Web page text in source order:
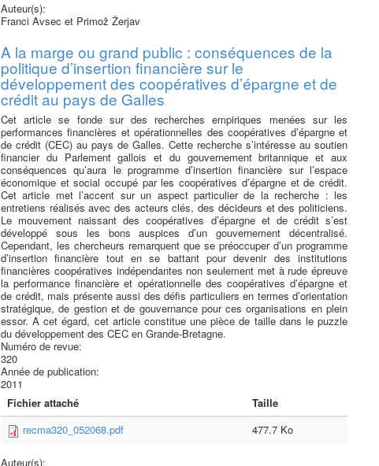
Auteur(s):
Franci Avsec et Primož Žerjav
A la marge ou grand public : conséquences de la
politique d’insertion financière sur le
développement des coopératives d’épargne et de
crédit au pays de Galles
Cet article se fonde sur des recherches empiriques menées sur les
performances financières et opérationnelles des coopératives d’épargne et
de crédit (CEC) au pays de Galles. Cette recherche s’intéresse au soutien
financier du Parlement gallois et du gouvernement britannique et aux
conséquences qu’aura le programme d’insertion financière sur l’espace
économique et social occupé par les coopératives d’épargne et de crédit.
Cet article met l’accent sur un aspect particulier de la recherche : les
entretiens réalisés avec des acteurs clés, des décideurs et des politiciens.
Le mouvement naissant des coopératives d’épargne et de crédit s’est
développé sous les bons auspices d’un gouvernement décentralisé.
Cependant, les chercheurs remarquent que se préoccuper d’un programme
d’insertion financière tout en se battant pour devenir des institutions
financières coopératives indépendantes non seulement met à rude épreuve
la performance financière et opérationnelle des coopératives d’épargne et
de crédit, mais présente aussi des défis particuliers en termes d’orientation
stratégique, de gestion et de gouvernance pour ces organisations en plein
essor. A cet égard, cet article constitue une pièce de taille dans le puzzle
du développement des CEC en Grande-Bretagne.
Numéro de revue:
320
Année de publication:
2011
Fichier attaché
Taille
recma320_052068.pdf
477.7 Ko
Auteur(s):